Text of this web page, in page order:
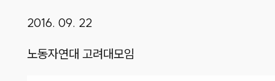
2016. 09. 22
노동자연대 고려대모임